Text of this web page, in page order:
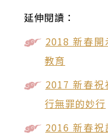
延伸閱讀：
2018 新春
教育
2017 新春祝
行無罪的妙行
2016 新春